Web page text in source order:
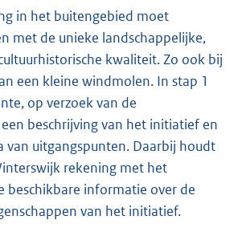
in het buitengebied moet
met de unieke landschappelijke,
kwaliteit. Zo ook bij
een kleine windmolen. In stap 1
op verzoek van de
beschrijving van het initiatief en
van uitgangspunten. Daarbij houdt
rekening met het
beschikbare informatie over de
van het initiatief.